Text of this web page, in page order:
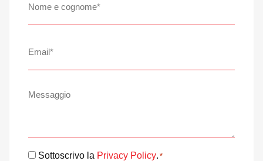
e
Consenso*
Sottoscrivo la Privacy Policy. *